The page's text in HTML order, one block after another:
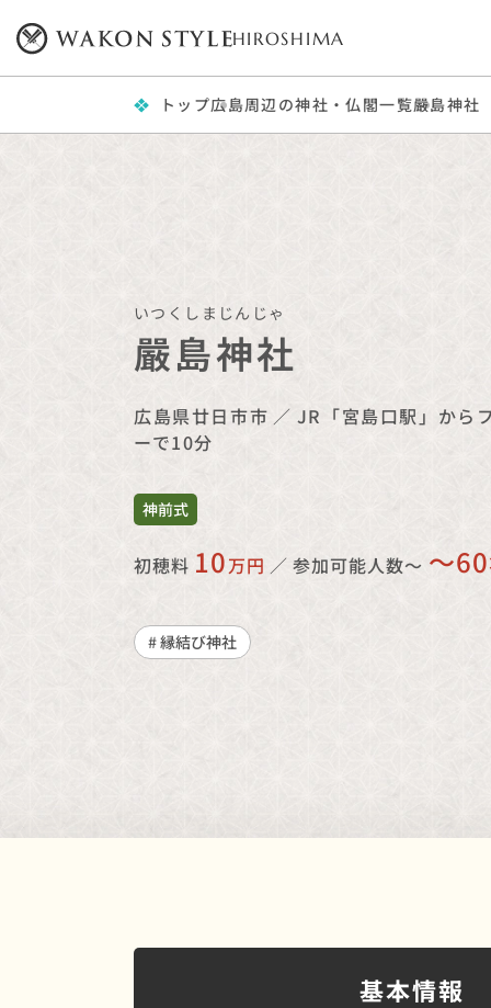
HIROSHIMA
トップ広島周辺の神社・仏閣一覧嚴島神社
いつくしまじんじゃ
嚴島神社
広島県廿日市市 ／ JR「宮島口駅」から
ーで10分
神前式
初穂料 10万円 ／ 参加可能人数〜 〜
# 縁結び神社
基本情報